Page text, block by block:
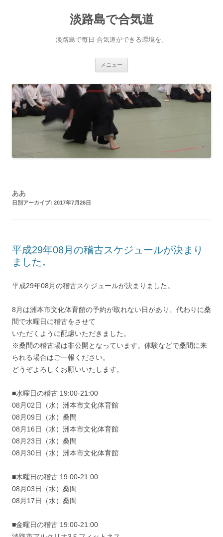
淡路島で合気道
淡路島で毎日 合気道ができる環境を。
メニュー
ああ
日別アーカイブ: 2017年7月26日
平成29年08月の稽古スケジュールが決まり
ました。
平成29年08月の稽古スケジュールが決まりました。
8月は洲本市文化体育館の予約が取れない日があり、代わりに桑
間で水曜日に稽古をさせて
いただくように配慮いただきました。
※桑間の稽古場は非公開となっています。体験などで桑間に来
られる場合はご一報ください。
どうぞよろしくお願いいたします。
■水曜日の稽古 19:00-21:00
08月02日（水）洲本市文化体育館
08月09日（水）桑間
08月16日（水）洲本市文化体育館
08月23日（水）桑間
08月30日（水）洲本市文化体育館
■木曜日の稽古 19:00-21:00
08月03日（水）桑間
08月17日（水）桑間
■金曜日の稽古 19:00-21:00